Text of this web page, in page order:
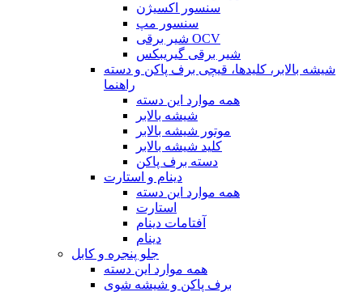
سنسور اکسیژن
سنسور مپ
شیر برقی OCV
شیر برقی گیریبکس
شیشه بالابر، کلیدها، قیچی برف پاکن و دسته
راهنما
همه موارد این دسته
شیشه بالابر
موتور شیشه بالابر
کلید شیشه بالابر
دسته برف پاکن
دینام و استارت
همه موارد این دسته
استارت
آفتامات دینام
دینام
جلو پنجره و کابل
همه موارد این دسته
برف پاکن و شیشه شوی